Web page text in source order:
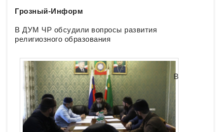
Грозный-Информ
В ДУМ ЧР обсудили вопросы развития
религиозного образования
В